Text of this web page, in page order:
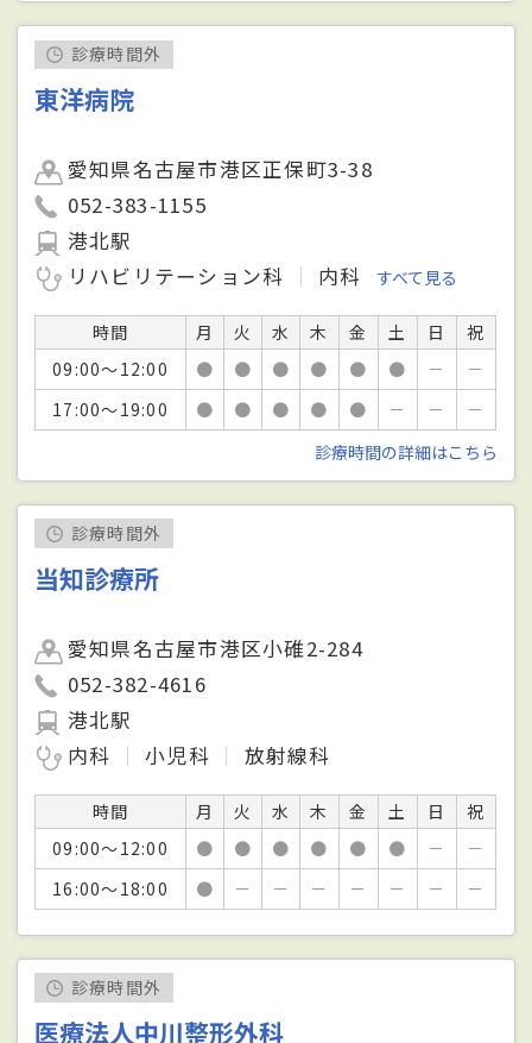
診療時間外
東洋病院
愛知県名古屋市港区正保町3-38
052-383-1155
港北駅
リハビリテーション科
内科 すべて見る
時間 月 火 水 木 金 土 日
祝
09:00～12:00
● ● ● ● ● ● －
－
17:00～19:00
● ● ● ● ● － －
－
診療時間の詳細はこちら
診療時間外
当知診療所
愛知県名古屋市港区小碓2-284
052-382-4616
港北駅
内科
小児科 放射線科
時間 月 火 水 木 金 土 日
祝
09:00～12:00
● ● ● ● ● ● －
－
16:00～18:00
● － － － － － － －
診療時間外
医療法人中川整形外科